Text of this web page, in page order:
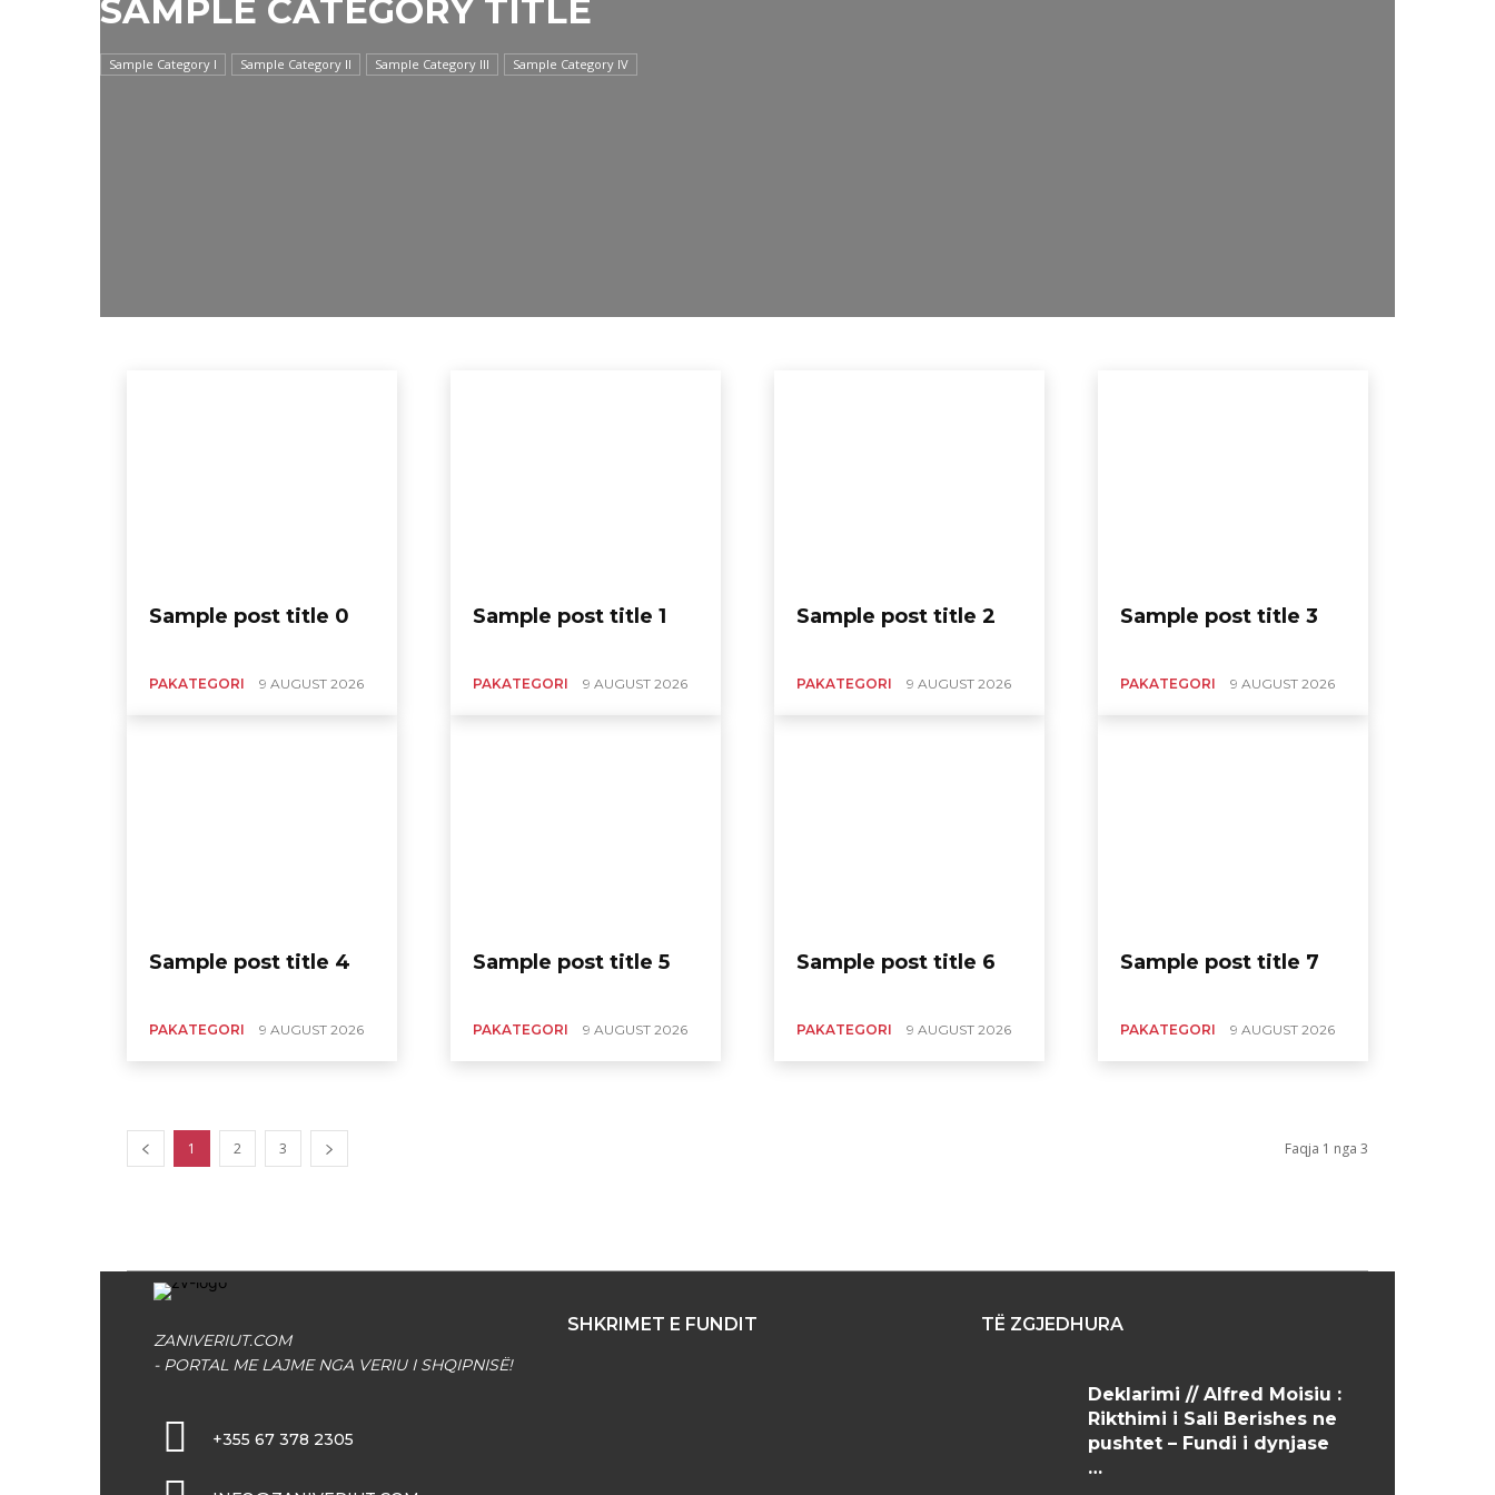
SAMPLE CATEGORY TITLE
Sample Category I Sample Category II Sample Category III Sample Category IV
Sample post title 0
PAKATEGORI 9 AUGUST 2026
Sample post title 1
PAKATEGORI 9 AUGUST 2026
Sample post title 2
PAKATEGORI 9 AUGUST 2026
Sample post title 3
PAKATEGORI 9 AUGUST 2026
Sample post title 4
PAKATEGORI 9 AUGUST 2026
Sample post title 5
PAKATEGORI 9 AUGUST 2026
Sample post title 6
PAKATEGORI 9 AUGUST 2026
Sample post title 7
PAKATEGORI 9 AUGUST 2026
1 2 3 Faqja 1 nga 3
ZANIVERIUT.COM
- PORTAL ME LAJME NGA VERIU I SHQIPNISË!
+355 67 378 2305
SHKRIMET E FUNDIT TË ZGJEDHURA
Deklarimi // Alfred Moisiu :
Rikthimi i Sali Berishes ne
pushtet – Fundi i dynjase
…